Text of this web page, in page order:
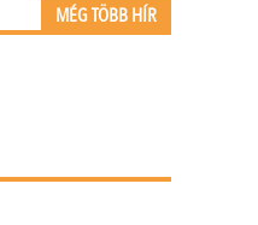
MÉG TÖBB HÍR